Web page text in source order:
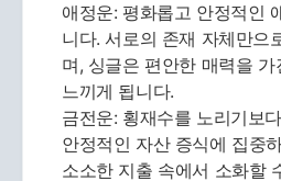
애정운: 평화롭고 안정적인
니다. 서로의 존재 자체만으
며, 싱글은 편안한 매력을
느끼게 됩니다.
금전운: 횡재수를 노리기보
안정적인 자산 증식에 집중
소소한 지출 속에서 소화할